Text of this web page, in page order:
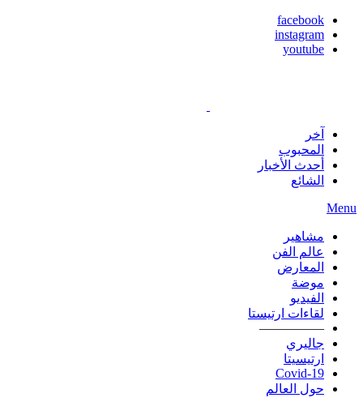
facebook
instagram
youtube
آخر
المحبوب
أحدث الأخبار
الشائع
Menu
مشاهير
عالم الفن
المعارض
موضة
الفيديو
لقاءات ارتيستا
—————
جاليري
ارتيسيتا
Covid-19
حول العالم